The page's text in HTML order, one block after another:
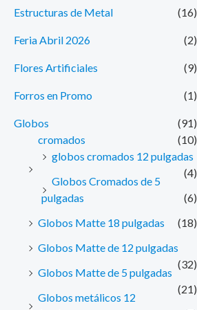
Estructuras de Metal (16)
Feria Abril 2026 (2)
Flores Artificiales (9)
Forros en Promo (1)
Globos
(91)
cromados
(10)
globos cromados 12 pulgadas
(4)
Globos Cromados de 5
pulgadas
(6)
Globos Matte 18 pulgadas
(18)
Globos Matte de 12 pulgadas
(32)
Globos Matte de 5 pulgadas
(21)
Globos metálicos 12